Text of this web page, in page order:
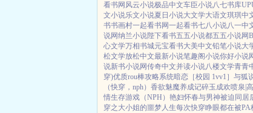
看书网 风云小说极品中文车臣小说八七书库
文小说乐文小说夏日小说大文学大语文琪琪中
书书画村一起看书网一起看书七八小说八一中
说网纳兰小说陛下看书五五小说都五五小说网
心文学万相书城元宝看书大美中文铅笔小说大
松文学放松中文最新小说笔趣阁小说你好小说
说新书小说网传奇中文并读小说八楼文学青青
穿)优质rou棒攻略系统暗恋［校园 1vv1］ 与狐
（快穿，nph） 香欲魅魔养成记碎玉成欢喷泉|
情生存游戏（NPH） 艳妇怀春与男神被迫同居
穿之大小姐的噩梦人生每次快穿睁眼都在被PA